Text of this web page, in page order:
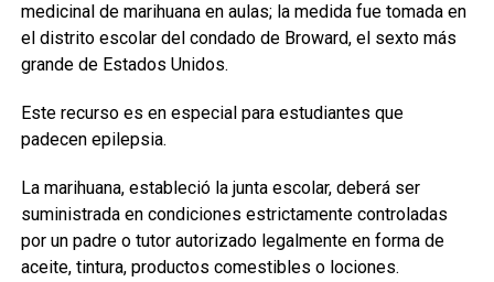
medicinal de marihuana en aulas; la medida fue tomada en
el distrito escolar del condado de Broward, el sexto más
grande de Estados Unidos.
Este recurso es en especial para estudiantes que
padecen epilepsia.
La marihuana, estableció la junta escolar, deberá ser
suministrada en condiciones estrictamente controladas
por un padre o tutor autorizado legalmente en forma de
aceite, tintura, productos comestibles o lociones.